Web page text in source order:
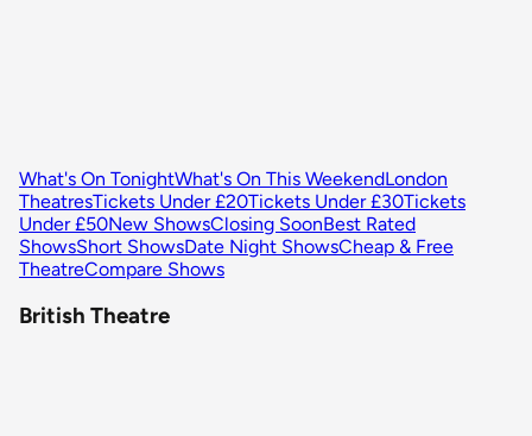
What's On TonightWhat's On This WeekendLondon
TheatresTickets Under £20Tickets Under £30Tickets
Under £50New ShowsClosing SoonBest Rated
ShowsShort ShowsDate Night ShowsCheap & Free
TheatreCompare Shows
British Theatre